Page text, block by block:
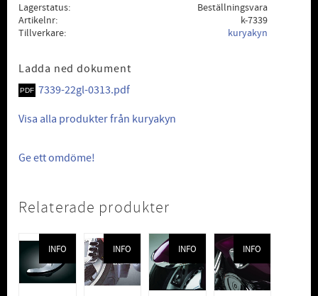
Lagerstatus
Beställningsvara
Artikelnr
k-7339
Tillverkare
kuryakyn
Ladda ned dokument
7339-22gl-0313.pdf
Visa alla produkter från kuryakyn
Ge ett omdöme!
Relaterade produkter
INFO INFO INFO INFO